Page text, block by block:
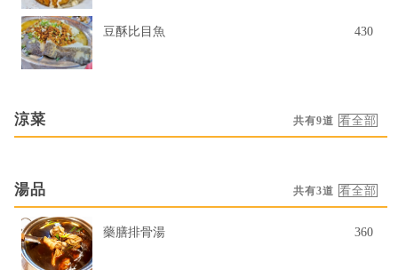
豆酥比目魚 430
涼菜 共有9道
湯品 共有3道
藥膳排骨湯 360